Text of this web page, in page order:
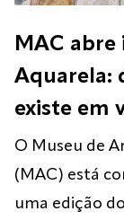
MAC
Aquarela:
existe em
O Museu de
(MAC) está
uma edição